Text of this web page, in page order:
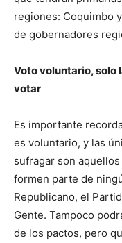
regiones: Coquimbo
de gobernadores
Voto voluntario, solo
votar
Es importante
es voluntario, y las
sufragar son
formen parte de
Republicano, el
Gente. Tampoco
de los pactos, pero